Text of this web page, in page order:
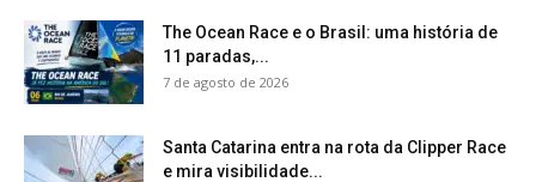
The Ocean Race e o Brasil: uma história de
11 paradas,...
7 de agosto de 2026
Santa Catarina entra na rota da Clipper Race
e mira visibilidade...